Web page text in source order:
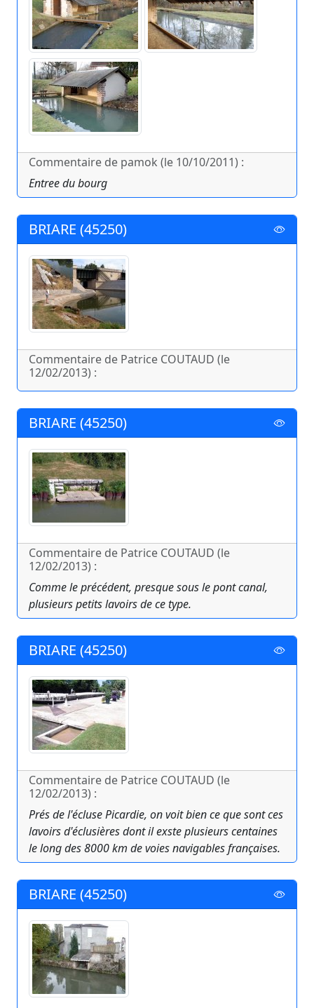
Commentaire de pamok (le 10/10/2011) :
Entree du bourg
BRIARE (45250)
Commentaire de Patrice COUTAUD (le
12/02/2013) :
BRIARE (45250)
Commentaire de Patrice COUTAUD (le
12/02/2013) :
Comme le précédent, presque sous le pont canal,
plusieurs petits lavoirs de ce type.
BRIARE (45250)
Commentaire de Patrice COUTAUD (le
12/02/2013) :
Prés de l'écluse Picardie, on voit bien ce que sont ces
lavoirs d'éclusières dont il exste plusieurs centaines
le long des 8000 km de voies navigables françaises.
BRIARE (45250)